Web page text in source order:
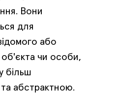
Вони
для
або
чи особи,
більш
абстрактною.